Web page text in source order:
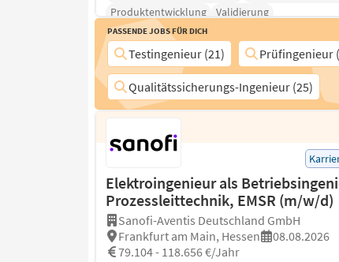
Produktentwicklung
Validierung
Passende Jobs für Dich
Testingenieur (21)
Prüfingenieur
Qualitätssicherungs-Ingenieur (25)
Elektroingenieur als
Prozessleittechnik, EMSR (m/w/d)
Sanofi-Aventis Deutschland GmbH
Frankfurt am Main, Hessen
08.08.2026
79.104 - 118.656 €/Jahr